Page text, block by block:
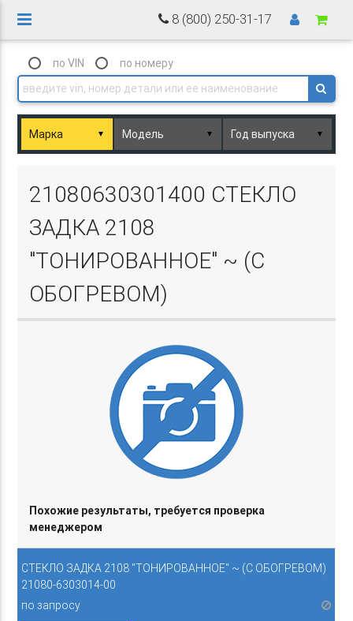
8 (800) 250-31-17
по VIN по номеру
▼ ▼ ▼
21080630301400 СТЕКЛО
ЗАДКА 2108
"ТОНИРОВАННОЕ" ~ (С
ОБОГРЕВОМ)
СТЕКЛО ЗАДКА 2108 "ТОНИРОВАННОЕ" ~ (С ОБОГРЕВОМ)
21080-6303014-00
по запросу
Похожие результаты, требуется проверка
менеджером